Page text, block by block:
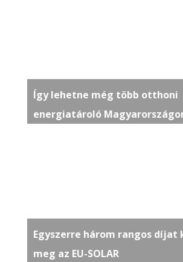
Így lehetne még több otthoni
energiatároló
Egyszerre három rangos díjat
meg az EU-SOLAR